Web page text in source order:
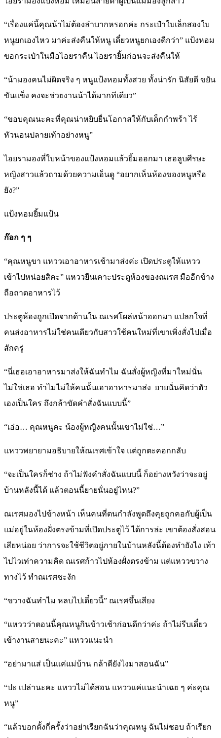
“เรื่องแค่นี้คุณน้าไม่ต้องลำบากหรอกค่ะ กระเป๋าใบเล็กสองใบ
หนูยกเองไหว มาค่ะส่งคืนให้หนู เดี๋ยวหนูยกเองดีกว่า” แป้งหอม
ขอกระเป๋าในมือไอยราคืน ไอยรายิ้มก่อนจะส่งคืนให้
“น้ามองคนไม่ผิดจริง ๆ หนูแป้งหอมทั้งสวย ทั้งน่ารัก นิสัยดี ขยัน
ขันแข็ง คงจะช่วยงานน้าได้มากทีเดียว”
“ขอบคุณนะคะที่คุณน่าหยิบยื่นโอกาสให้กับเด็กกำพร้า ไร้
หัวนอนปลายเท้าอย่างหนู”
ไอยรามองที่ใบหน้าของแป้งหอมแล้วยิ้มออกมา เธอลูบศีรษะ
หญิงสาวแล้วถามด้วยความเอ็นดู “อยากเห็นห้องของหนูหรือ
ยัง?”
แป้งหอมยิ้มแป้น
ก๊อก ๆ ๆ
“คุณหนูขา แหววเอาอาหารเช้ามาส่งค่ะ เปิดประตูให้แหวว
เข้าไปหน่อยสิคะ” แหววยืนเคาะประตูห้องของณเรศ มืออีกข้าง
ถือถาดอาหารไว้
ประตูห้องถูกเปิดจากด้านใน ณเรศโผล่หน้าออกมา แปลกใจที่
คนส่งอาหารไม่ใช่คนเดียวกับสาวใช้คนใหม่ที่เขาเพิ่งสั่งไปเมื่อ
สักครู่
“นี่เธอเอาอาหารมาส่งให้ฉันทำไม ฉันสั่งผู้หญิงที่มาใหม่นั่น
ไม่ใช่เธอ ทำไมไม่ให้คนนั้นเอาอาหารมาส่ง ยายนั่นคิดว่าตัว
เองเป็นใคร ถึงกล้าขัดคำสั่งฉันแบบนี้”
“เอ่อ… คุณหนูคะ น้องผู้หญิงคนนั้นเขาไม่ใช่…”
แหววพยายามอธิบายให้ณเรศเข้าใจ แต่ถูกตะคอกกลับ
“จะเป็นใครก็ช่าง ถ้าไม่ฟังคำสั่งฉันแบบนี้ ก็อย่างหวังว่าจะอยู่
บ้านหลังนี้ได้ แล้วตอนนี้ยายนั่นอยู่ไหน?”
ณเรศมองไปข้างหน้า เห็นคนที่ตนกำลังพูดถึงคุยถูกคอกับผู้เป็น
แม่อยู่ในห้องฝั่งตรงข้ามที่เปิดประตูไว้ ได้การล่ะ เขาต้องสั่งสอน
เสียหน่อย ว่าการจะใช้ชีวิตอยู่ภายในบ้านหลังนี้ต้องทำยังไง เท้า
ไปไวเท่าความคิด ณเรศก้าวไปห้องฝั่งตรงข้าม แต่แหววขวาง
ทางไว้ ทำณเรศชะงัก
“ขวางฉันทำไม หลบไปเดี๋ยวนี้” ณเรศขึ้นเสียง
“แหววว่าตอนนี้คุณหนูกินข้าวเช้าก่อนดีกว่าค่ะ ถ้าไม่รีบเดี๋ยว
เข้างานสายนะคะ” แหววแนะนำ
“อย่ามาแส่ เป็นแค่แม่บ้าน กล้าดียังไงมาสอนฉัน”
“ปะ เปล่านะคะ แหววไม่ได้สอน แหววแค่แนะนำเฉย ๆ ค่ะคุณ
หนู”
“แล้วบอกตั้งกี่ครั้งว่าอย่าเรียกฉันว่าคุณหนู ฉันไม่ชอบ ถ้าเรียก